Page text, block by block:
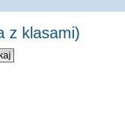
z klasami)